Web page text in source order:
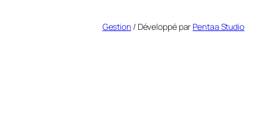
Gestion/ Développé par Pentaa Studio